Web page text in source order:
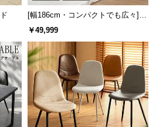
[幅186cm・コンパクトでも広々] 3
人掛けソファベッド リクライニン
グ 天然木フレーム 北欧
￥49,999